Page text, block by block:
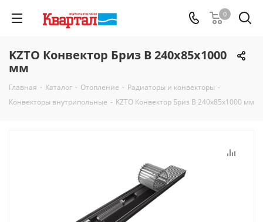
0
KZTO Конвектор Бриз В 240х85х1000
мм
Главная - Каталог - Отопление - Радиаторы и конвекторы -
Конвекторы внутрипольные - KZTO Конвектор Бриз В 240х85х1000 мм